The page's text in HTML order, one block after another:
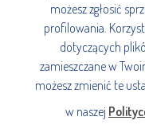
możesz zgłosić
profilowania.
dotyczących
zamieszczane w
możesz zmienić te
w naszej